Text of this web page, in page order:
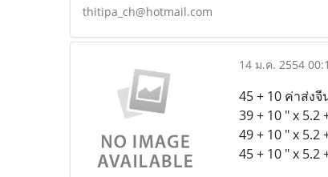
thitipa_ch@hotmail.com
14 ม.ค. 2554
45 + 10 ค่าส่งจี
39 + 10 " x 5.2
49 + 10 " x 5.2
45 + 10 " x 5.2